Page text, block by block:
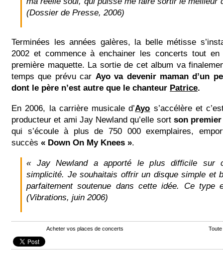
(Dossier de Presse, 2006)
Terminées les années galères, la belle métisse
2002 et commence à enchainer les concerts tout
première maquette. La sortie de cet album va
temps que prévu car Ayo va devenir maman d’un
dont le père n’est autre que le chanteur Patrice.
En 2006, la carrière musicale d’Ayo s’accélère et
producteur et ami Jay Newland qu’elle sort son
qui s’écoule à plus de 750 000 exemplaires,
succès « Down On My Knees ».
« Jay Newland a apporté le plus difficile sur
simplicité. Je souhaitais offrir un disque simple et
parfaitement soutenue dans cette idée. Ce type
(Vibrations, juin 2006)
Acheter vos places de concerts